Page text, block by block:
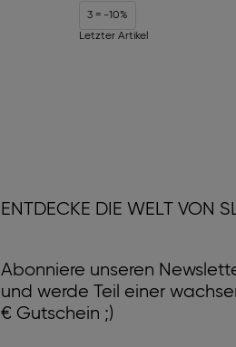
3 = -10%
Letzter Artikel
ENTDECKE DIE WELT VON
Abonniere unseren
und werde Teil einer
€ Gutschein ;)